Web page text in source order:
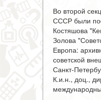
Во второй
СССР были
Костяшова
Золова
Европа:
советской
Санкт-
К.и.н., доц.,